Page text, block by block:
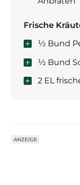
Frische
½ Bund
½ Bund
2 EL
ANZEIGE